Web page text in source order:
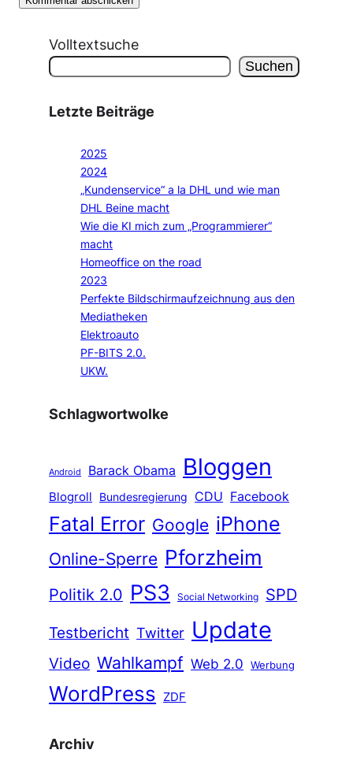
Volltextsuche
Suchen
Letzte Beiträge
2025
2024
„Kundenservice“ a la DHL und wie man
DHL Beine macht
Wie die KI mich zum „Programmierer“
macht
Homeoffice on the road
2023
Perfekte Bildschirmaufzeichnung aus den
Mediatheken
Elektroauto
PF-BITS 2.0.
UKW.
Schlagwortwolke
Android Barack Obama Bloggen
Blogroll Bundesregierung CDU Facebook
Fatal Error Google iPhone
Online-Sperre Pforzheim
Politik 2.0 PS3 Social Networking
SPD
Testbericht Twitter Update
Video Wahlkampf Web 2.0 Werbung
WordPress ZDF
Archiv